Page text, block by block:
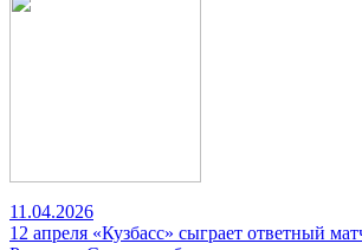
11.04.2026
12 апреля «Кузбасс» сыграет ответный